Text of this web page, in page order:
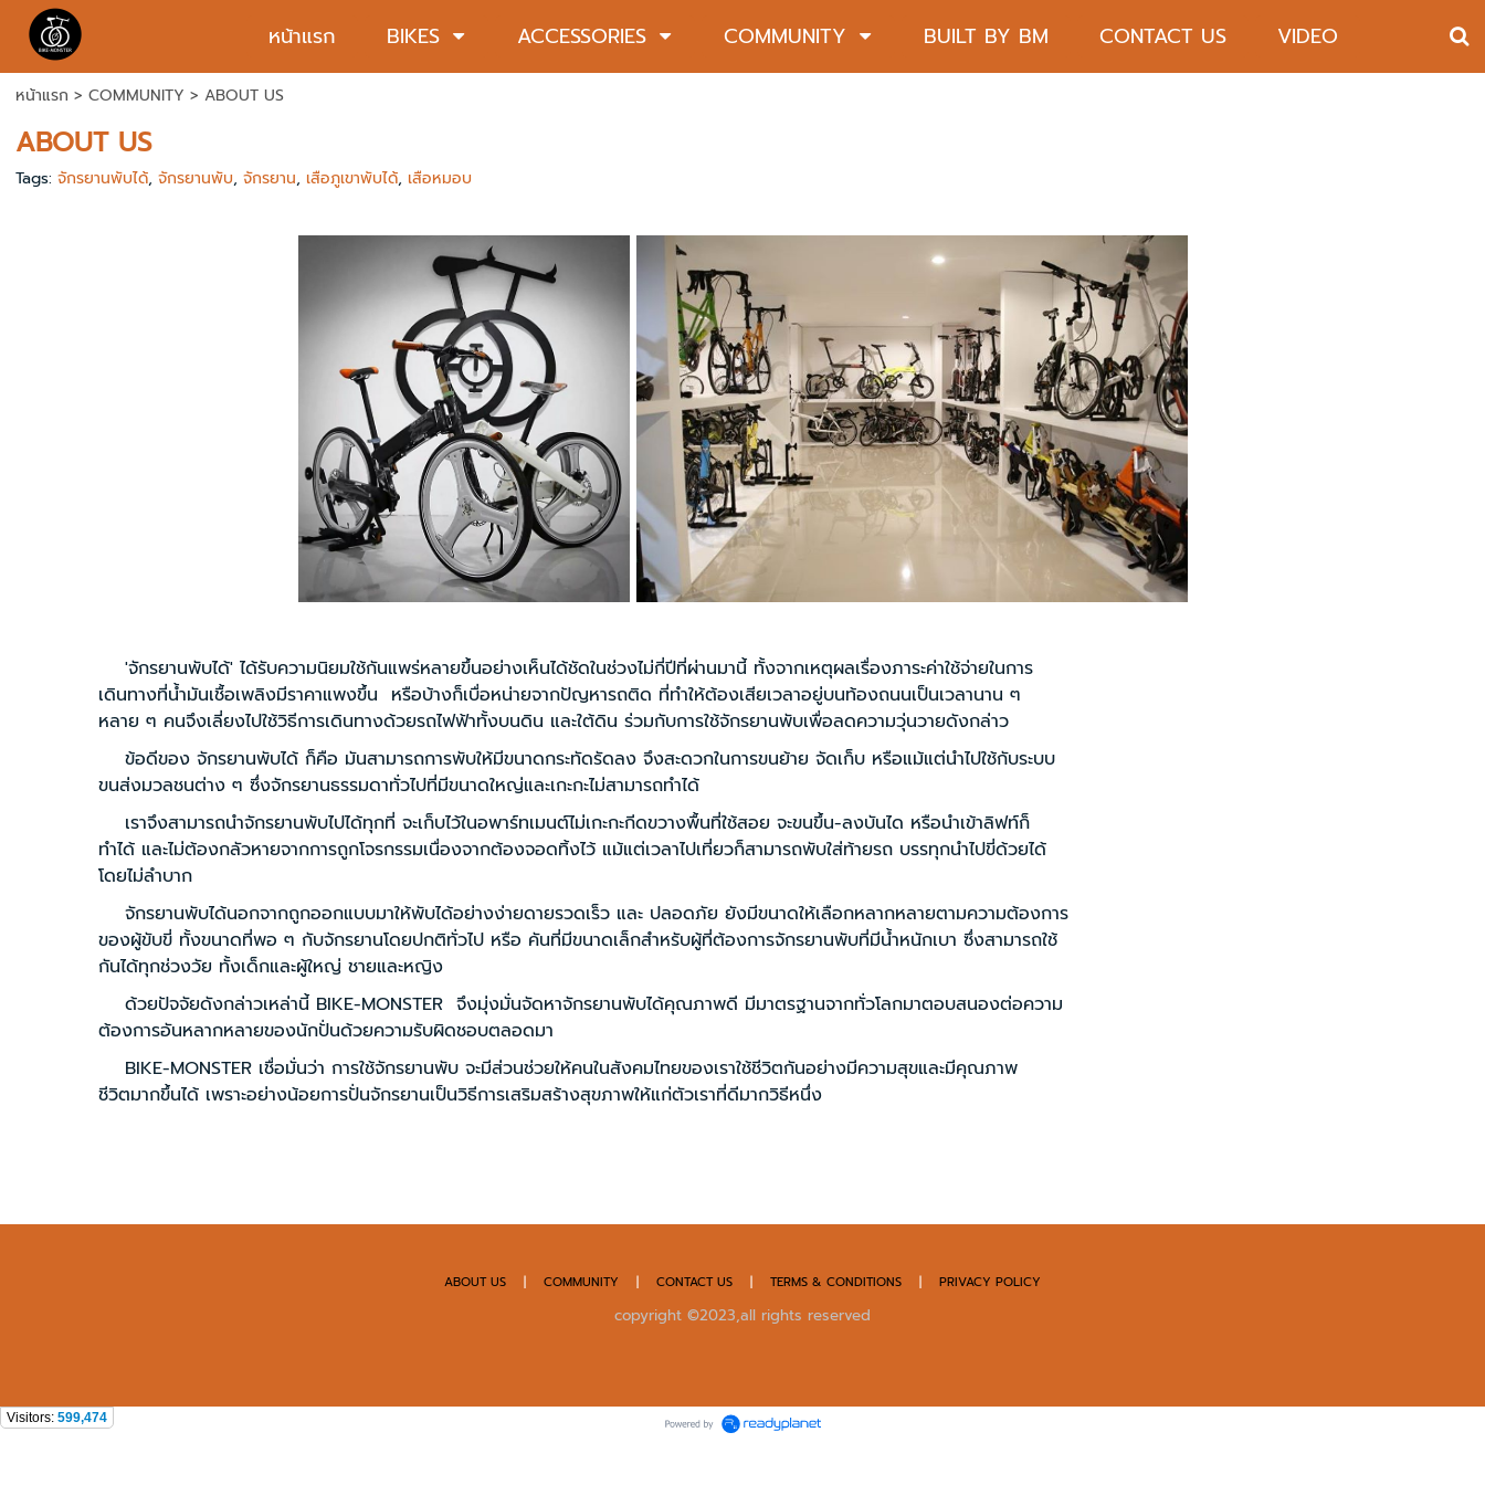
หน้าแรก BIKES ACCESSORIES COMMUNITY BUILT BY BM CONTACT US VIDEO
หน้าแรก > COMMUNITY > ABOUT US
ABOUT US
Tags: จักรยานพับได้, จักรยานพับ, จักรยาน, เสือภูเขาพับได้, เสือหมอบ
'จักรยานพับได้' ได้รับความนิยมใช้กันแพร่หลายขึ้นอย่างเห็นได้ชัดในช่วงไม่กี่ปีที่ผ่านมานี้ ทั้งจากเหตุผลเรื่องภาระค่าใช้จ่ายในการ
เดินทางที่น้ำมันเชื้อเพลิงมีราคาแพงขึ้น หรือบ้างก็เบื่อหน่ายจากปัญหารถติด ที่ทำให้ต้องเสียเวลาอยู่บนท้องถนนเป็นเวลานาน ๆ
หลาย ๆ คนจึงเลี่ยงไปใช้วิธีการเดินทางด้วยรถไฟฟ้าทั้งบนดิน และใต้ดิน ร่วมกับการใช้จักรยานพับเพื่อลดความวุ่นวายดังกล่าว
ข้อดีของ จักรยานพับได้ ก็คือ มันสามารถการพับให้มีขนาดกระทัดรัดลง จึงสะดวกในการขนย้าย จัดเก็บ หรือแม้แต่นำไปใช้กับระบบ
ขนส่งมวลชนต่าง ๆ ซึ่งจักรยานธรรมดาทั่วไปที่มีขนาดใหญ่และเกะกะไม่สามารถทำได้
เราจึงสามารถนำจักรยานพับไปได้ทุกที่ จะเก็บไว้ในอพาร์ทเมนต์ไม่เกะกะกีดขวางพื้นที่ใช้สอย จะขนขึ้น-ลงบันได หรือนำเข้าลิฟท์ก็
ทำได้ และไม่ต้องกลัวหายจากการถูกโจรกรรมเนื่องจากต้องจอดทิ้งไว้ แม้แต่เวลาไปเที่ยวก็สามารถพับใส่ท้ายรถ บรรทุกนำไปขี่ด้วยได้
โดยไม่ลำบาก
จักรยานพับได้นอกจากถูกออกแบบมาให้พับได้อย่างง่ายดายรวดเร็ว และ ปลอดภัย ยังมีขนาดให้เลือกหลากหลายตามความต้องการ
ของผู้ขับขี่ ทั้งขนาดที่พอ ๆ กับจักรยานโดยปกติทั่วไป หรือ คันที่มีขนาดเล็กสำหรับผู้ที่ต้องการจักรยานพับที่มีน้ำหนักเบา ซึ่งสามารถใช้
กันได้ทุกช่วงวัย ทั้งเด็กและผู้ใหญ่ ชายและหญิง
ด้วยปัจจัยดังกล่าวเหล่านี้ BIKE-MONSTER จึงมุ่งมั่นจัดหาจักรยานพับได้คุณภาพดี มีมาตรฐานจากทั่วโลกมาตอบสนองต่อความ
ต้องการอันหลากหลายของนักปั่นด้วยความรับผิดชอบตลอดมา
BIKE-MONSTER เชื่อมั่นว่า การใช้จักรยานพับ จะมีส่วนช่วยให้คนในสังคมไทยของเราใช้ชีวิตกันอย่างมีความสุขและมีคุณภาพ
ชีวิตมากขึ้นได้ เพราะอย่างน้อยการปั่นจักรยานเป็นวิธีการเสริมสร้างสุขภาพให้แก่ตัวเราที่ดีมากวิธีหนึ่ง
ABOUT US | COMMUNITY | CONTACT US | TERMS & CONDITIONS | PRIVACY POLICY
copyright ©2023,all rights reserved
Visitors: 599,474